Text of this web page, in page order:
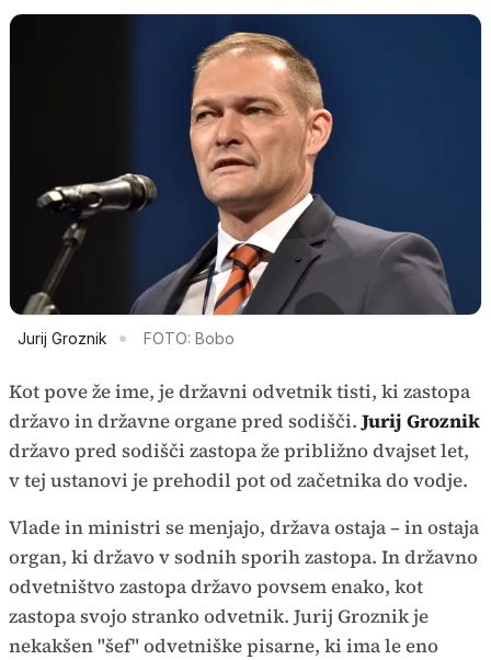
Jurij Groznik FOTO: Bobo
Kot pove že ime, je državni odvetnik tisti, ki zastopa
državo in državne organe pred sodišči. Jurij Groznik
državo pred sodišči zastopa že približno dvajset let,
v tej ustanovi je prehodil pot od začetnika do vodje.
Vlade in ministri se menjajo, država ostaja – in ostaja
organ, ki državo v sodnih sporih zastopa. In državno
odvetništvo zastopa državo povsem enako, kot
zastopa svojo stranko odvetnik. Jurij Groznik je
nekakšen "šef" odvetniške pisarne, ki ima le eno